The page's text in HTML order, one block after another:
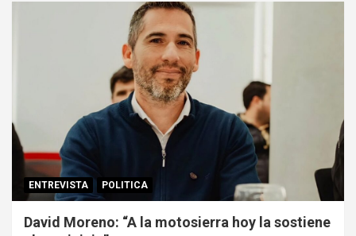
ENTREVISTA POLITICA
David Moreno: “A la motosierra hoy la sostiene